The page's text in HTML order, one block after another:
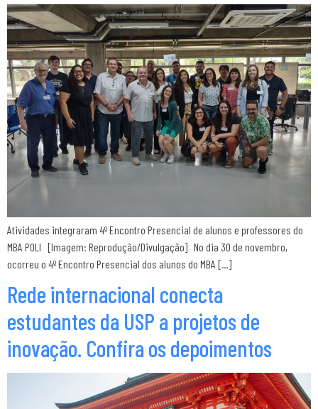
Atividades integraram 4º Encontro Presencial de alunos e professores do
MBA POLI [Imagem: Reprodução/Divulgação] No dia 30 de novembro,
ocorreu o 4º Encontro Presencial dos alunos do MBA […]
Rede internacional conecta
estudantes da USP a projetos de
inovação. Confira os depoimentos